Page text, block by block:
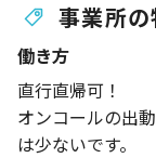
事業所の
働き方
直行直帰可！
オンコールの出
は少ないです。